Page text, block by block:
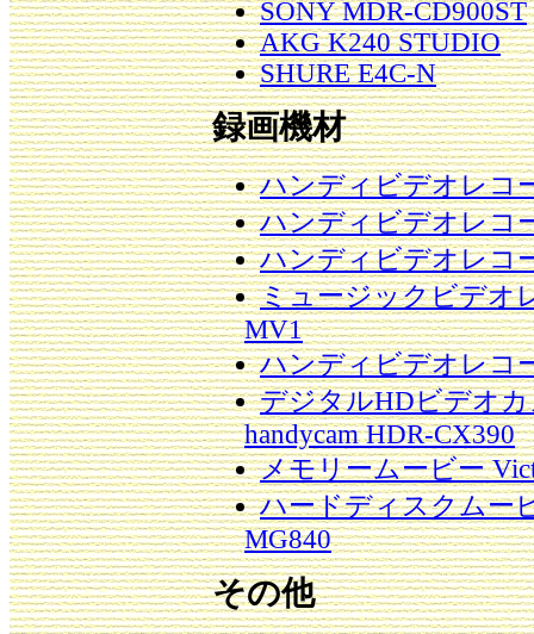
SONY MDR-CD900ST
AKG K240 STUDIO
SHURE E4C-N
録画機材
ハンディビデオレコ
ハンディビデオレコ
ハンディビデオレコ
ミュージックビデオ
MV1
ハンディビデオレコ
デジタルHDビデオ
handycam HDR-CX390
メモリームービー
ハードディスクムー
MG840
その他